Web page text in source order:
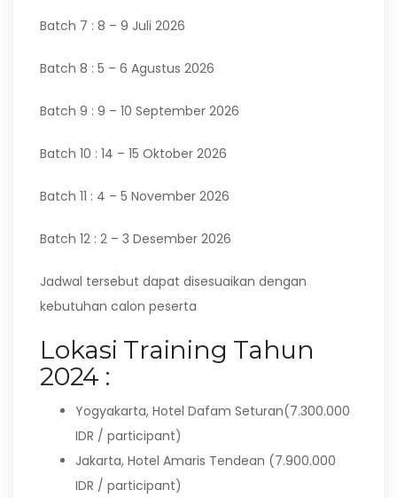
Batch 7 : 8 – 9 Juli 2026
Batch 8 : 5 – 6 Agustus 2026
Batch 9 : 9 – 10 September 2026
Batch 10 : 14 – 15 Oktober 2026
Batch 11 : 4 – 5 November 2026
Batch 12 : 2 – 3 Desember 2026
Jadwal tersebut dapat disesuaikan dengan
kebutuhan calon peserta
Lokasi Training Tahun
2024 :
Yogyakarta, Hotel Dafam Seturan(7.300.000
IDR / participant)
Jakarta, Hotel Amaris Tendean (7.900.000
IDR / participant)